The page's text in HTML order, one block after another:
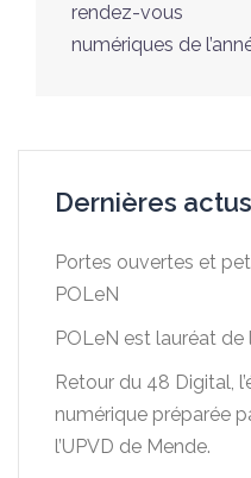
rendez-vous
numériques de
Dernières actus
Portes ouvertes et
POLeN
POLeN est lauréat de
Retour du 48 Digital,
numérique préparée
l’UPVD de Mende.